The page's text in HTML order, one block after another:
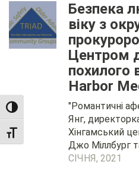
TOGGLE HIGH CONTRAST
TOGGLE FONT SIZE
Безпека
віку з
Центром
похилого
Harbor
"Романтичні
Янг,
Хінгамський
Джо Міллбург
СІЧНЯ, 2021